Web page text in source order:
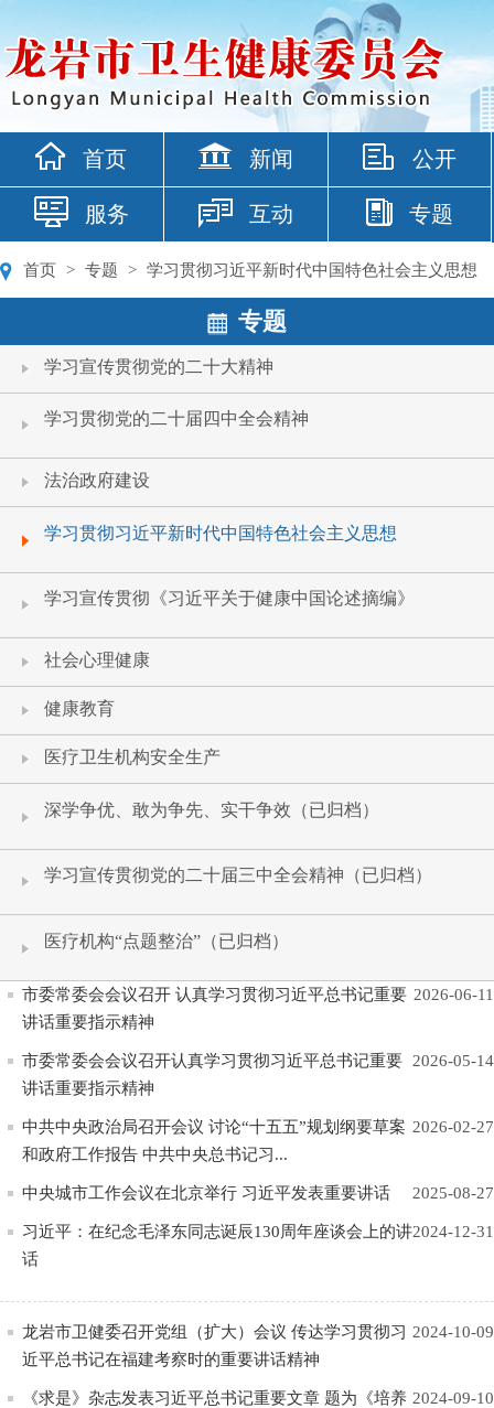
首页 新闻 公开
服务 互动 专题
首页 > 专题 > 学习贯彻习近平新时代中国特色社会主义思想
专题
学习宣传贯彻党的二十大精神
学习贯彻党的二十届四中全会精神
法治政府建设
学习贯彻习近平新时代中国特色社会主义思想
学习宣传贯彻《习近平关于健康中国论述摘编》
社会心理健康
健康教育
医疗卫生机构安全生产
深学争优、敢为争先、实干争效（已归档）
学习宣传贯彻党的二十届三中全会精神（已归档）
医疗机构“点题整治”（已归档）
2026-06-11
市委常委会会议召开 认真学习贯彻习近平总书记重要
讲话重要指示精神
2026-05-14
市委常委会会议召开认真学习贯彻习近平总书记重要
讲话重要指示精神
2026-02-27
中共中央政治局召开会议 讨论“十五五”规划纲要草案
和政府工作报告 中共中央总书记习...
2025-08-27
中央城市工作会议在北京举行 习近平发表重要讲话
2024-12-31
习近平：在纪念毛泽东同志诞辰130周年座谈会上的讲
话
2024-10-09
龙岩市卫健委召开党组（扩大）会议 传达学习贯彻习
近平总书记在福建考察时的重要讲话精神
2024-09-10
《求是》杂志发表习近平总书记重要文章 题为《培养